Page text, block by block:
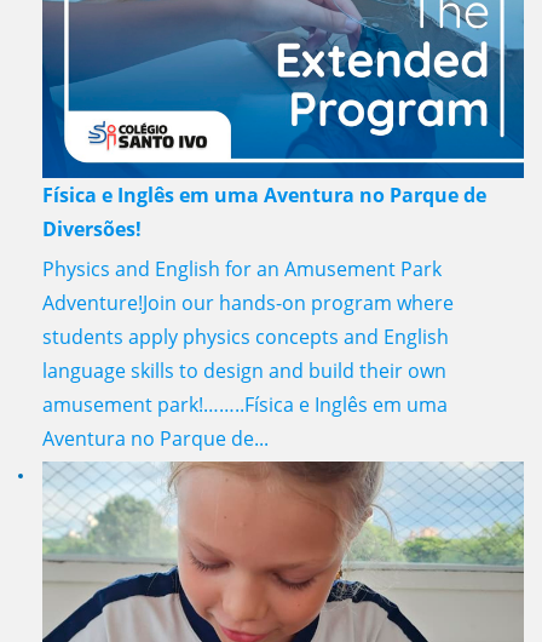
Física e Inglês em uma Aventura no Parque de
Diversões!
Physics and English for an Amusement Park
Adventure!Join our hands-on program where
students apply physics concepts and English
language skills to design and build their own
amusement park!……..Física e Inglês em uma
Aventura no Parque de...